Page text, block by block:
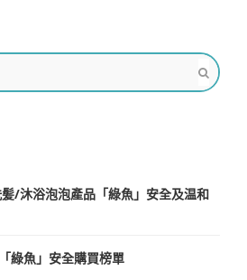
/沐浴泡泡產品「綠魚」安全及温和
綠魚」安全購買榜單